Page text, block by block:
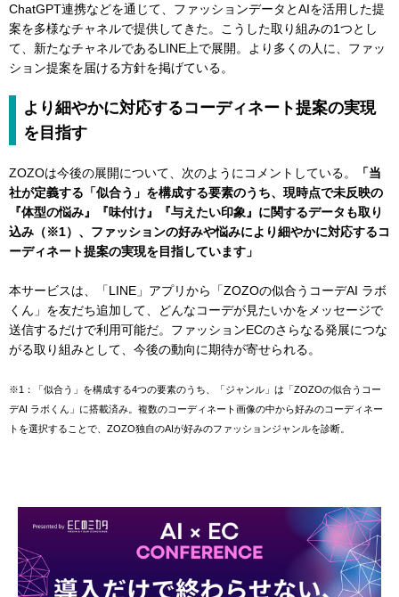
ChatGPT連携などを通じて、ファッションデータとAIを活用した提
案を多様なチャネルで提供してきた。こうした取り組みの1つとし
て、新たなチャネルであるLINE上で展開。より多くの人に、ファッ
ション提案を届ける方針を掲げている。
より細やかに対応するコーディネート提案の実現
を目指す
ZOZOは今後の展開について、次のようにコメントしている。
「当
社が定義する「似合う」を構成する要素のうち、現時点で未反映の
『体型の悩み』『味付け』『与えたい印象』に関するデータも取り
込み（※1）、ファッションの好みや悩みにより細やかに対応するコ
ーディネート提案の実現を目指しています」
本サービスは、「LINE」アプリから「ZOZOの似合うコーデAI ラボ
くん」を友だち追加して、どんなコーデが見たいかをメッセージで
送信するだけで利用可能だ。ファッションECのさらなる発展につな
がる取り組みとして、今後の動向に期待が寄せられる。
※1：「似合う」を構成する4つの要素のうち、「ジャンル」は「ZOZOの似合うコー
デAI ラボくん」に搭載済み。複数のコーディネート画像の中から好みのコーディネー
トを選択することで、ZOZO独自のAIが好みのファッションジャンルを診断。